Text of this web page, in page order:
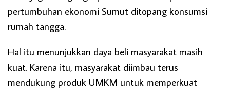
pertumbuhan ekonomi Sumut ditopang konsumsi
rumah tangga.
Hal itu menunjukkan daya beli masyarakat masih
kuat. Karena itu, masyarakat diimbau terus
mendukung produk UMKM untuk memperkuat